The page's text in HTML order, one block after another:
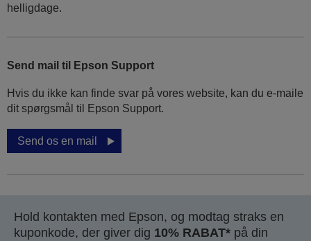
helligdage.
Send mail til Epson Support
Hvis du ikke kan finde svar på vores website, kan du e-maile
dit spørgsmål til Epson Support.
Send os en mail
Hold kontakten med Epson, og modtag straks en
kuponkode, der giver dig 10% RABAT* på din